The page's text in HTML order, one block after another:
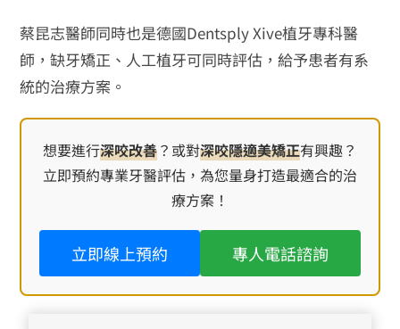
蔡昆志醫師同時也是德國Dentsply Xive植牙專科醫
師，缺牙矯正、人工植牙可同時評估，給予患者有系
統的治療方案。
想要進行深咬改善？或對深咬隱適美矯正有興趣？
立即預約專業牙醫評估，為您量身打造最適合的治
療方案！
立即線上預約 專人電話諮詢